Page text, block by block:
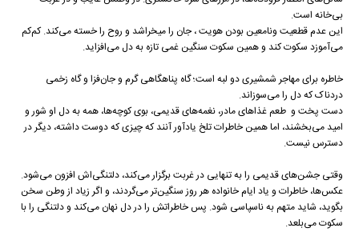
بی‌خانه است.
این عدم قطعیت ونامعین بودن هویت ، جان را میخراشد و روح را خسته می‌کند. کم‌کم
می‌آموزد سکوت کند و همین سکوت سنگین غمی تازه به دل می‌افزاید.
خاطره برای مهاجر شمشیری دو لبه است؛ گاه پناهگاهی گرم و جان‌فزا و گاه زخمی
دردناک که دل را می‌سوزاند.
دست پخت و طعم غذاهای مادر، نغمه‌های قدیمی، بوی کوچه‌ها، همه به دل او شور و
امید می‌بخشند، اما همین خاطرات تلخ یادآور آنند که چیزی که دوست داشته، دیگر در
دسترس نیست.
وقتی جشن‌های قدیمی را به تنهایی در غربت برگزار می‌کند، دلتنگی‌اش افزون می‌شود.
عکس‌ها، خاطرات و یاد ایام خانواده هر روز سنگین‌تر می‌گردند، و اگر زیاد از وطن سخن
بگوید، شاید متهم به ناسپاسی شود. پس خاطراتش را در دل نهان می‌کند و دلتنگی را با
سکوت می‌بلعد.